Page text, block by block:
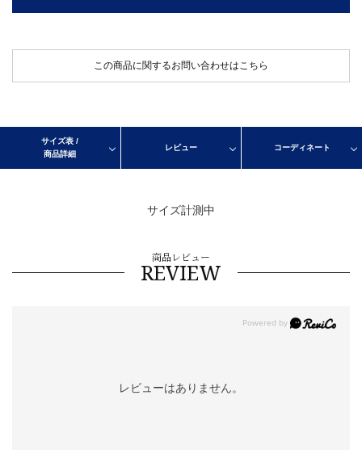
この商品に関するお問い合わせはこちら
サイズ表 /
商品詳細
レビュー コーディネート
サイズ計測中
商品レビュー
REVIEW
レビューはありません。